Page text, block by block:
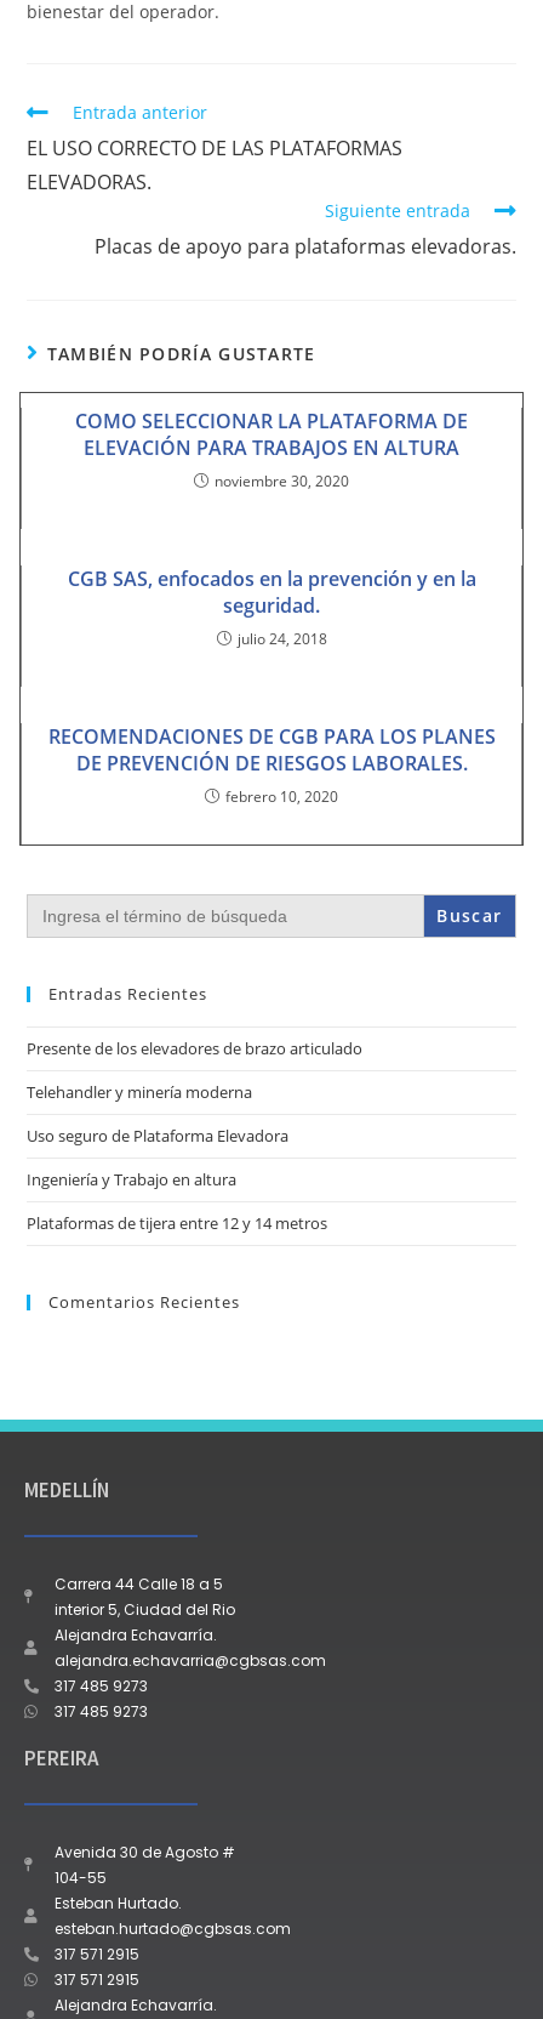
bienestar del operador.
Entrada anterior
EL USO CORRECTO DE LAS PLATAFORMAS
ELEVADORAS.
Siguiente entrada
Placas de apoyo para plataformas elevadoras.
TAMBIÉN PODRÍA GUSTARTE
COMO SELECCIONAR LA PLATAFORMA DE
ELEVACIÓN PARA TRABAJOS EN ALTURA
noviembre 30, 2020
CGB SAS, enfocados en la prevención y en la
seguridad.
julio 24, 2018
RECOMENDACIONES DE CGB PARA LOS PLANES
DE PREVENCIÓN DE RIESGOS LABORALES.
febrero 10, 2020
Buscar:
Entradas Recientes
Presente de los elevadores de brazo articulado
Telehandler y minería moderna
Uso seguro de Plataforma Elevadora
Ingeniería y Trabajo en altura
Plataformas de tijera entre 12 y 14 metros
Comentarios Recientes
MEDELLÍN
Carrera 44 Calle 18 a 5
interior 5, Ciudad del Rio
Alejandra Echavarría.
alejandra.echavarria@cgbsas.com
317 485 9273
317 485 9273
PEREIRA
Avenida 30 de Agosto #
104-55
Esteban Hurtado.
esteban.hurtado@cgbsas.com
317 571 2915
317 571 2915
Alejandra Echavarría.